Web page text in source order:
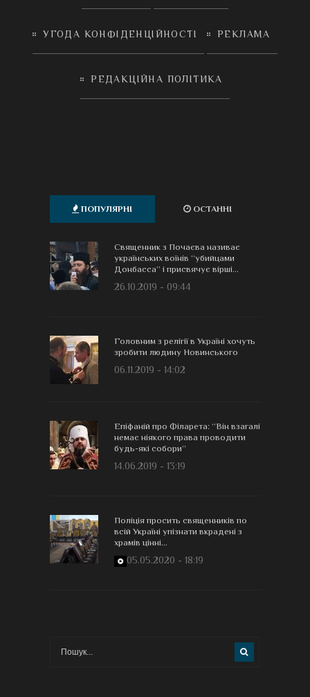
УГОДА КОНФІДЕНЦІЙНОСТІ РЕКЛАМА
РЕДАКЦІЙНА ПОЛІТИКА
ПОПУЛЯРНІ ОСТАННІ
Священник з Почаєва називає
українських воїнів “убийцами
Донбасса” і присвячує вірші...
26.10.2019 - 09:44
Головним з релігії в Україні хочуть
зробити людину Новинського
06.11.2019 - 14:02
Епіфаній про Філарета: “Він взагалі
немає ніякого права проводити
будь-які собори”
14.06.2019 - 13:19
Поліція просить священників по
всій Україні упізнати вкрадені з
храмів цінні...
05.05.2020 - 18:19